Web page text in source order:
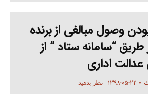
وصول مبالغی از برنده
“سامانه ستاد ” از
اداری
۱۳۹۸-۰۵-۲۲ نظر بدهید